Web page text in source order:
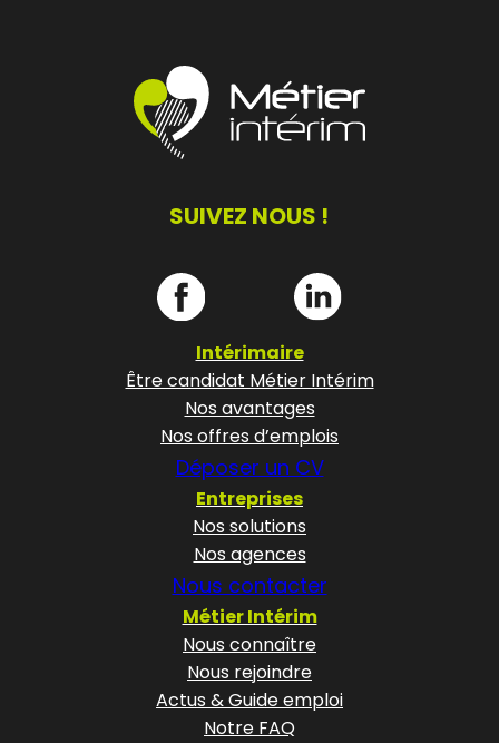
SUIVEZ NOUS !
Intérimaire
Être candidat Métier Intérim
Nos avantages
Nos offres d’emplois
Déposer un CV
Entreprises
Nos solutions
Nos agences
Nous contacter
Métier Intérim
Nous connaître
Nous rejoindre
Actus & Guide emploi
Notre FAQ